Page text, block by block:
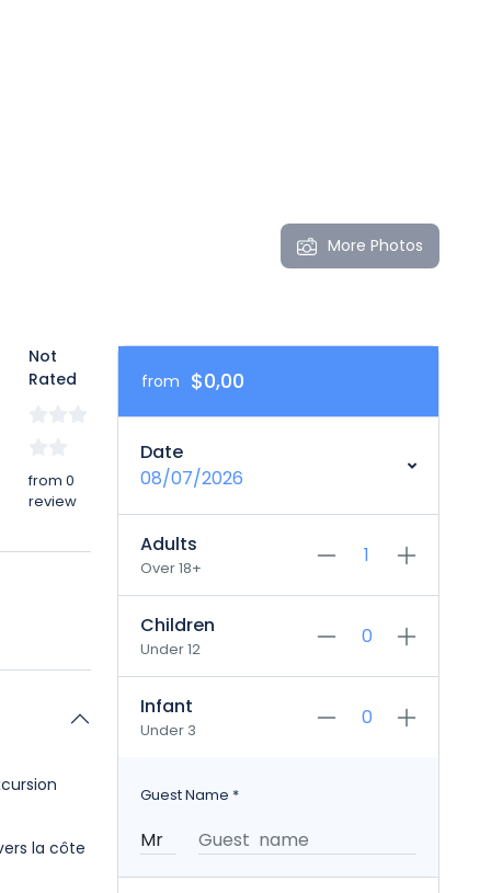
More Photos
Not
Rated
from 0
review
la côte
from $0,00
Date
08/07/2026
Adults
Over 18+
Children
Under 12
Infant
Under 3
Guest Name *